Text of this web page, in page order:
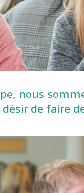
nous
de faire